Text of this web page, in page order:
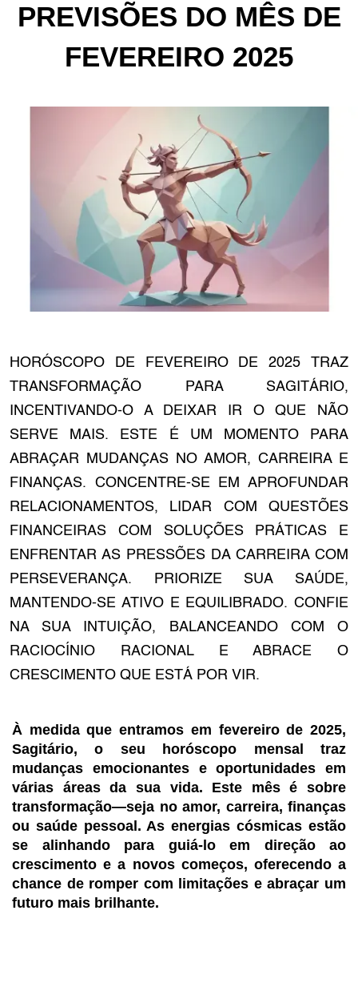
PREVISÕES DO MÊS DE
FEVEREIRO 2025
HORÓSCOPO DE FEVEREIRO DE 2025 TRAZ
TRANSFORMAÇÃO PARA SAGITÁRIO,
INCENTIVANDO-O A DEIXAR IR O QUE NÃO
SERVE MAIS. ESTE É UM MOMENTO PARA
ABRAÇAR MUDANÇAS NO AMOR, CARREIRA E
FINANÇAS. CONCENTRE-SE EM APROFUNDAR
RELACIONAMENTOS, LIDAR COM QUESTÕES
FINANCEIRAS COM SOLUÇÕES PRÁTICAS E
ENFRENTAR AS PRESSÕES DA CARREIRA COM
PERSEVERANÇA. PRIORIZE SUA SAÚDE,
MANTENDO-SE ATIVO E EQUILIBRADO. CONFIE
NA SUA INTUIÇÃO, BALANCEANDO COM O
RACIOCÍNIO RACIONAL E ABRACE O
CRESCIMENTO QUE ESTÁ POR VIR.
À medida que entramos em fevereiro de 2025,
Sagitário, o seu horóscopo mensal traz
mudanças emocionantes e oportunidades em
várias áreas da sua vida. Este mês é sobre
transformação—seja no amor, carreira, finanças
ou saúde pessoal. As energias cósmicas estão
se alinhando para guiá-lo em direção ao
crescimento e a novos começos, oferecendo a
chance de romper com limitações e abraçar um
futuro mais brilhante.